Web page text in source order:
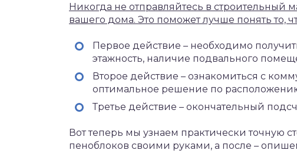
Никогда не отправляйтесь в строительный
вашего дома. Это поможет лучше понять то,
Первое действие – необходимо
этажность, наличие подвального
Второе действие – ознакомиться с
оптимальное решение по
Третье действие – окончательный
Вот теперь мы узнаем практически точную
пеноблоков своими руками, а после –